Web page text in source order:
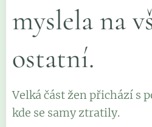
myslela na
ostatní.
Velká část žen přichází s
kde se samy ztratily.